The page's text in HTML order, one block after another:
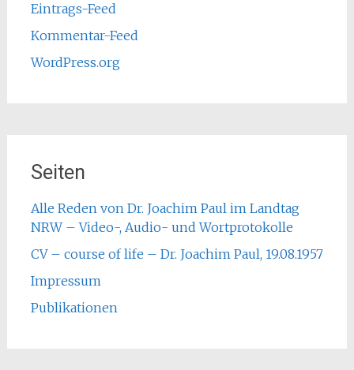
Eintrags-Feed
Kommentar-Feed
WordPress.org
Seiten
Alle Reden von Dr. Joachim Paul im Landtag
NRW – Video-, Audio- und Wortprotokolle
CV – course of life – Dr. Joachim Paul, 19.08.1957
Impressum
Publikationen